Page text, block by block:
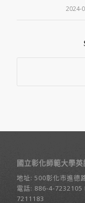
2024-
/
國立彰化師範大學英
地址: 500彰化市進德
電話: 886-4-7232105
7211183